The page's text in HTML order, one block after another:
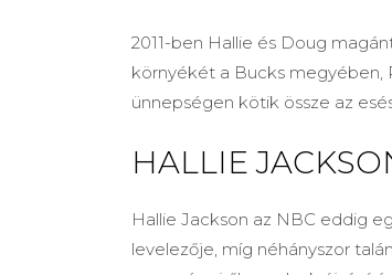
2011-ben Hallie és Doug
környékét a Bucks megyében,
ünnepségen kötik össze az
HALLIE
Hallie Jackson az NBC eddig
levelezője, míg néhányszor